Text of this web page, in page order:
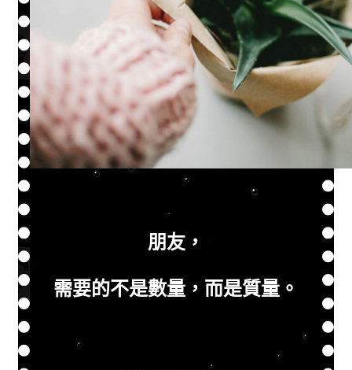
朋友，
需要的不是數量，而是質量。